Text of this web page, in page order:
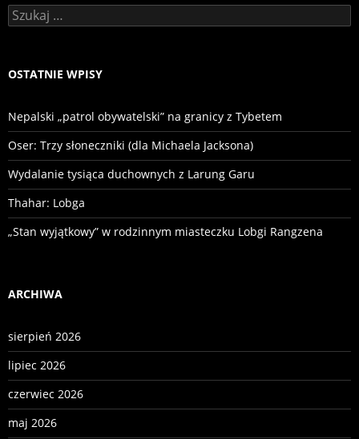
Szukaj:
OSTATNIE WPISY
Nepalski „patrol obywatelski” na granicy z Tybetem
Oser: Trzy słoneczniki (dla Michaela Jacksona)
Wydalanie tysiąca duchownych z Larung Garu
Thahar: Lobga
„Stan wyjątkowy” w rodzinnym miasteczku Lobgi Rangzena
ARCHIWA
sierpień 2026
lipiec 2026
czerwiec 2026
maj 2026